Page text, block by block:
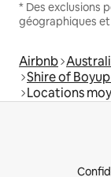
* Des exclusions
géographiques
Airbnb
Shire of
Locations